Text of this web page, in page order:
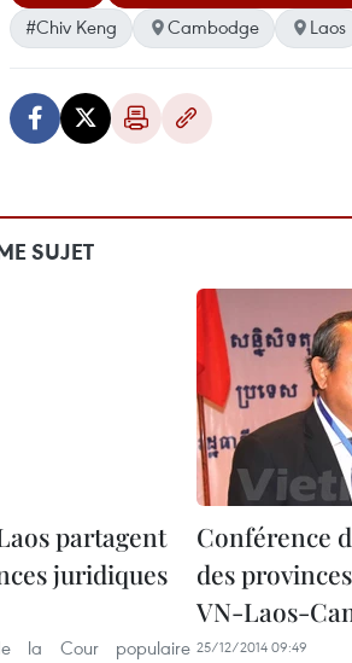
#Chiv Keng
Cambodge Laos
SUJET
partagent
juridiques
la Cour populaire
Conférence
des
VN-Laos-
25/12/2014 09:49